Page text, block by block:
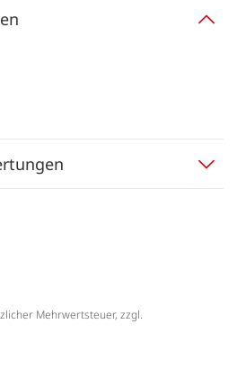
Mehrwertsteuer, zzgl.